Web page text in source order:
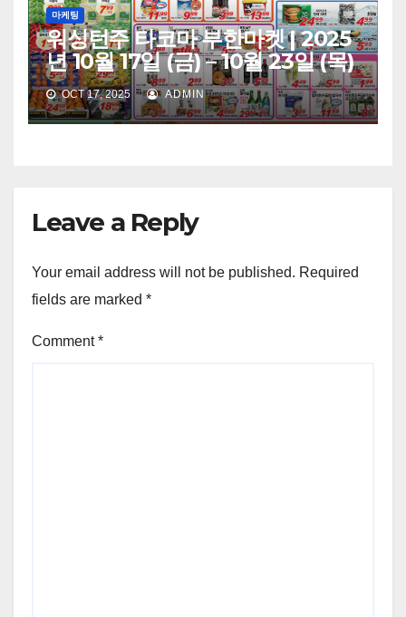
마케팅
워싱턴주 타코마 부한마켓 | 2025
년 10월 17일 (금) – 10월 23일 (목)
OCT 17, 2025 ADMIN
Leave a Reply
Your email address will not be published. Required
fields are marked *
Comment*